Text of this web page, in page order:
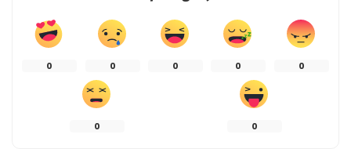
0 0 0 0 0
0 0